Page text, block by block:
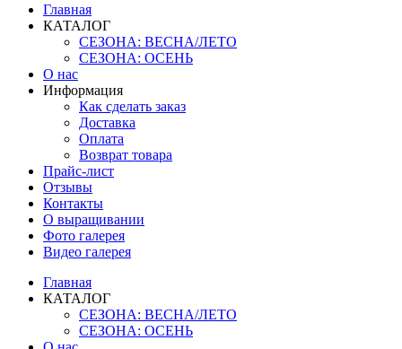
Главная
КАТАЛОГ
СЕЗОНА: ВЕСНА/ЛЕТО
СЕЗОНА: ОСЕНЬ
О нас
Информация
Как сделать заказ
Доставка
Оплата
Возврат товара
Прайс-лист
Отзывы
Контакты
О выращивании
Фото галерея
Видео галерея
Главная
КАТАЛОГ
СЕЗОНА: ВЕСНА/ЛЕТО
СЕЗОНА: ОСЕНЬ